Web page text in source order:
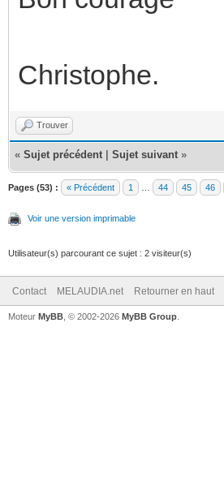
Christophe.
Trouver
« Sujet précédent Sujet suivant »
Pages (53) : « Précédent 1 44 45 46
Voir une version imprimable
Utilisateur(s) parcourant ce sujet : 2 visiteur(s)
Contact MELAUDIA.net Retourner en haut
Moteur MyBB , © 2002-2026 MyBB Group